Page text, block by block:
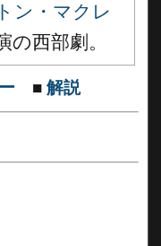
ン・マクレ
の西部劇。
■ 解説